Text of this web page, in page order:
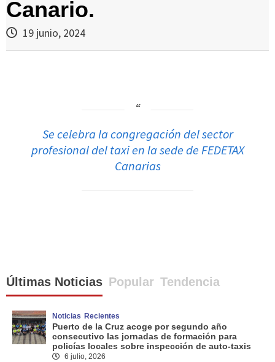
Canario.
19 junio, 2024
Se celebra la congregación del sector
profesional del taxi en la sede de FEDETAX
Canarias
Últimas Noticias Popular Tendencia
Noticias Recientes
Puerto de la Cruz acoge por segundo año
consecutivo las jornadas de formación para
policías locales sobre inspección de auto-taxis
6 julio, 2026